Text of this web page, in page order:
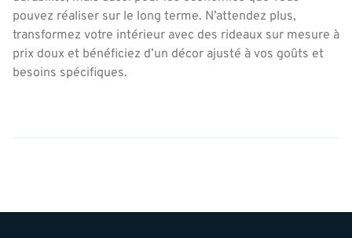
pouvez réaliser sur le long terme. N’attendez plus,
transformez votre intérieur avec des rideaux sur mesure à
prix doux et bénéficiez d’un décor ajusté à vos goûts et
besoins spécifiques.